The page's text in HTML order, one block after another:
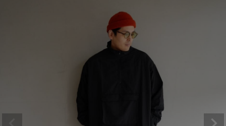
詳細検索